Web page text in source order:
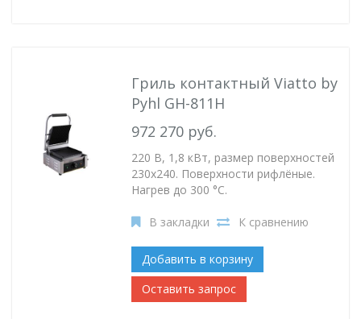
Гриль контактный Viatto by
Pyhl GH-811H
972 270 руб.
220 В, 1,8 кВт, размер поверхностей
230х240. Поверхности рифлёные.
Нагрев до 300 °C.
В закладки К сравнению
Добавить в корзину
Оставить запрос